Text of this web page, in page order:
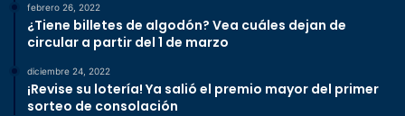
febrero 26, 2022
¿Tiene billetes de algodón? Vea cuáles dejan de
circular a partir del 1 de marzo
diciembre 24, 2022
¡Revise su lotería! Ya salió el premio mayor del primer
sorteo de consolación